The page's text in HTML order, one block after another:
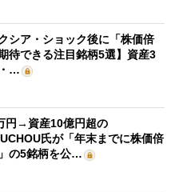
クシア・ショック後に「株価倍
待できる注目銘柄5選】資産3
…
円→資産10億円超の
氏が「年末までに株価倍
の5銘柄を公…